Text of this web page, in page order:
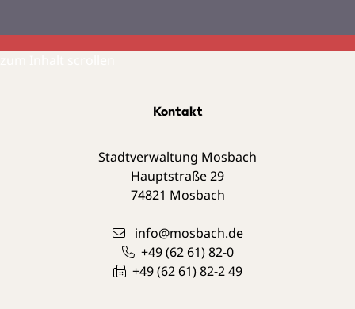
Kontakt
Stadtverwaltung Mosbach
Hauptstraße 29
74821 Mosbach
info@mosbach.de
+49 (62 61) 82-0
+49 (62 61) 82-2 49